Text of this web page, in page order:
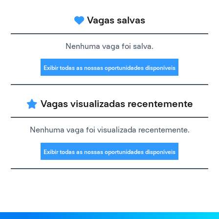
Vagas salvas
Nenhuma vaga foi salva.
Exibir todas as nossas oportunidades disponíveis
Vagas visualizadas recentemente
Nenhuma vaga foi visualizada recentemente.
Exibir todas as nossas oportunidades disponíveis